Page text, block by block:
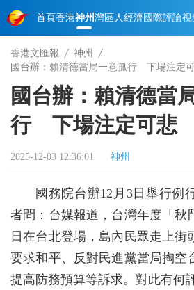
首頁香港神州灣區人經濟國際評論視
香港文匯報
神州
國台辦：賴清德當局一意孤行 下場注定
國台辦：賴清德當
行 下場注定可悲
2025-12-03 12:36:01 神州
國務院台辦12月3日舉行例
者問：台媒報道，台灣年度「秋
日在台北登場，島內民眾走上街
要求和平、反對民進黨當局掏空
提高防務預算等訴求。對此有何